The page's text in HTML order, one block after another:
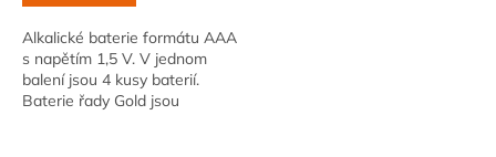
Alkalické baterie formátu AAA
s napětím 1,5 V. V jednom
balení jsou 4 kusy baterií.
Baterie řady Gold jsou